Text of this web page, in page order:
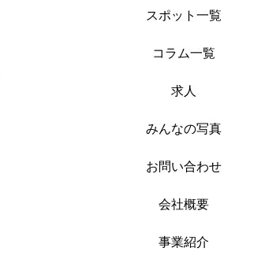
スポット一覧
コラム一覧
求人
みんなの写真
お問い合わせ
会社概要
事業紹介